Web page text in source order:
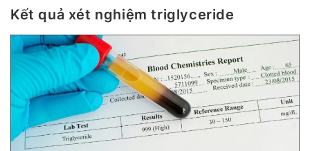
Kết quả xét nghiệm triglyceride